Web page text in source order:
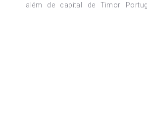
além de capital de Timor